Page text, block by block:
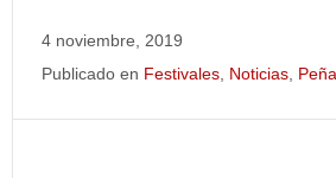
4 noviembre, 2019
Publicado en Festivales Noticias